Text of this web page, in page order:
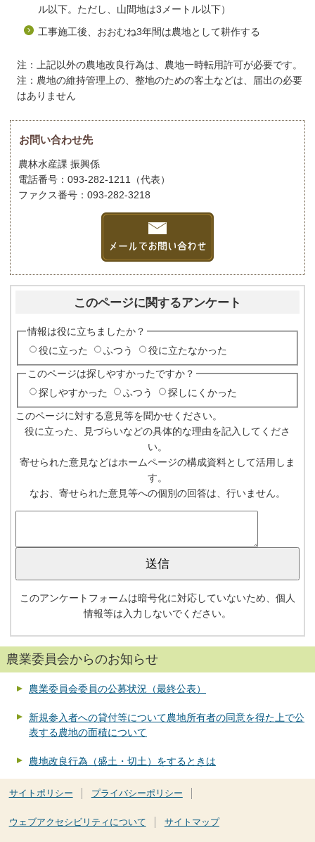
ル以下。ただし、山間地は3メートル以下）
工事施工後、おおむね3年間は農地として耕作する
注：上記以外の農地改良行為は、農地一時転用許可が必要です。
注：農地の維持管理上の、整地のための客土などは、届出の必要
はありません
お問い合わせ先
農林水産課 振興係
電話番号：093-282-1211（代表）
ファクス番号：093-282-3218
このページに関するアンケート
情報は役に立ちましたか？
役に立った
ふつう 役に立たなかった
このページは探しやすかったですか？
探しやすかった
ふつう 探しにくかった
このページに対する意見等を聞かせください。
役に立った、見づらいなどの具体的な理由を記入してくださ
い。
寄せられた意見などはホームページの構成資料として活用しま
す。
なお、寄せられた意見等への個別の回答は、行いません。
このアンケートフォームは暗号化に対応していないため、個人
情報等は入力しないでください。
農業委員会からのお知らせ
農業委員会委員の公募状況（最終公表）
新規参入者への貸付等について農地所有者の同意を得た上で公
表する農地の面積について
農地改良行為（盛土・切土）をするときは
サイトポリシー プライバシーポリシー
ウェブアクセシビリティについて サイトマップ